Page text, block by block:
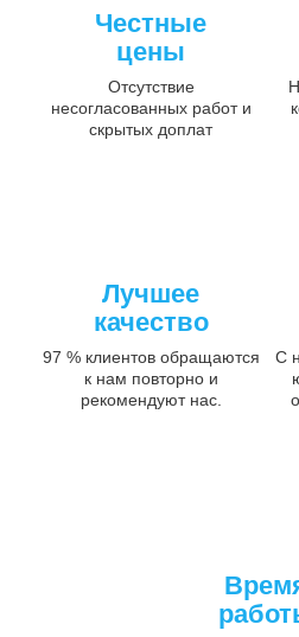
Честные
цены
Отсутствие
несогласованных работ и
скрытых доплат
Лучшее
качество
97 % клиентов обращаются
к нам повторно и
рекомендуют нас.
С